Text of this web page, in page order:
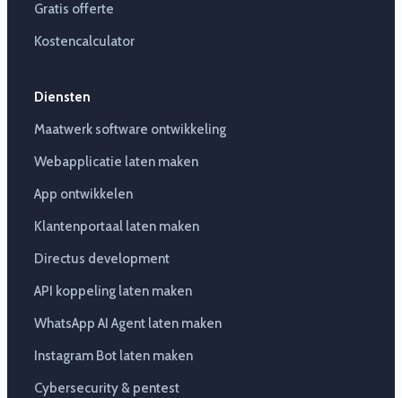
Gratis offerte
Kostencalculator
Diensten
Maatwerk software ontwikkeling
Webapplicatie laten maken
App ontwikkelen
Klantenportaal laten maken
Directus development
API koppeling laten maken
WhatsApp AI Agent laten maken
Instagram Bot laten maken
Cybersecurity & pentest